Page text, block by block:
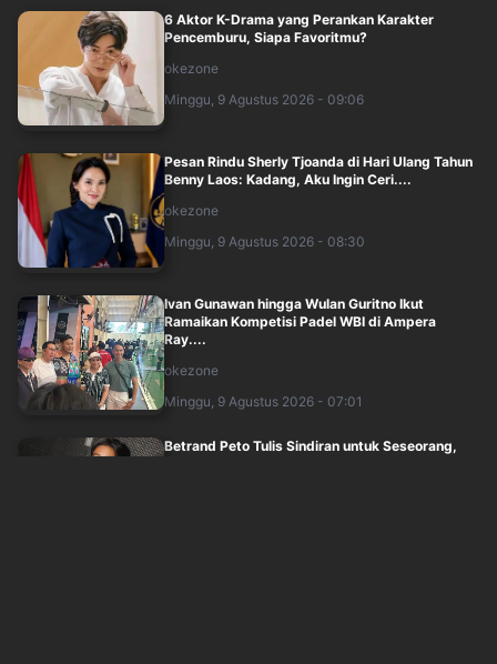
6 Aktor K-Drama yang Perankan Karakter
Pencemburu, Siapa Favoritmu?
okezone
Minggu, 9 Agustus 2026 - 09:06
Pesan Rindu Sherly Tjoanda di Hari Ulang Tahun
Benny Laos: Kadang, Aku Ingin Ceri....
okezone
Minggu, 9 Agustus 2026 - 08:30
Ivan Gunawan hingga Wulan Guritno Ikut
Ramaikan Kompetisi Padel WBI di Ampera
Ray....
okezone
Minggu, 9 Agustus 2026 - 07:01
Betrand Peto Tulis Sindiran untuk Seseorang,